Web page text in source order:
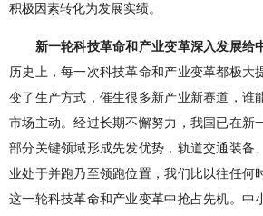
积极因素转化为发展实绩。
新一轮科技革命和产业变革深入发展给
历史上，每一次科技革命和产业变革都极大
变了生产方式，催生很多新产业新赛道，谁
市场主动。经过长期不懈努力，我国已在新
部分关键领域形成先发优势，轨道交通装备
业处于并跑乃至领跑位置，我们比以往任何
这一轮科技革命和产业变革中抢占先机。中